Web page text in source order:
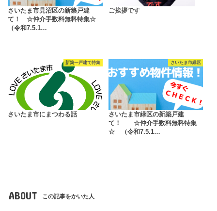
さいたま市見沼区の新築戸建
て！ ☆仲介手数料無料特集☆
（令和7.5.1…
ご挨拶です
新築一戸建て特集
さいたま市にまつわる話
さいたま市緑区
さいたま市緑区の新築戸建
て！ ☆仲介手数料無料特集
☆ （令和7.5.1…
ABOUT この記事をかいた人